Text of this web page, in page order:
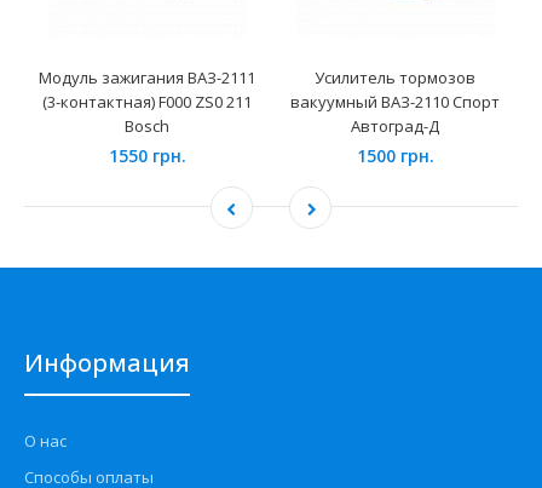
Модуль зажигания ВАЗ-2111
(3-контактная) F000 ZS0 211
Bosch
1550 грн.
Усилитель тормозов
вакуумный ВАЗ-2110 Спорт
Автоград-Д
1500 грн.
Информация
О нас
Способы оплаты